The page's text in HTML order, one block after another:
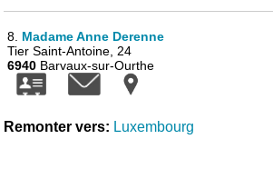
8. Madame Anne Derenne
Tier Saint-Antoine, 24
6940 Barvaux-sur-Ourthe
Remonter vers: Luxembourg